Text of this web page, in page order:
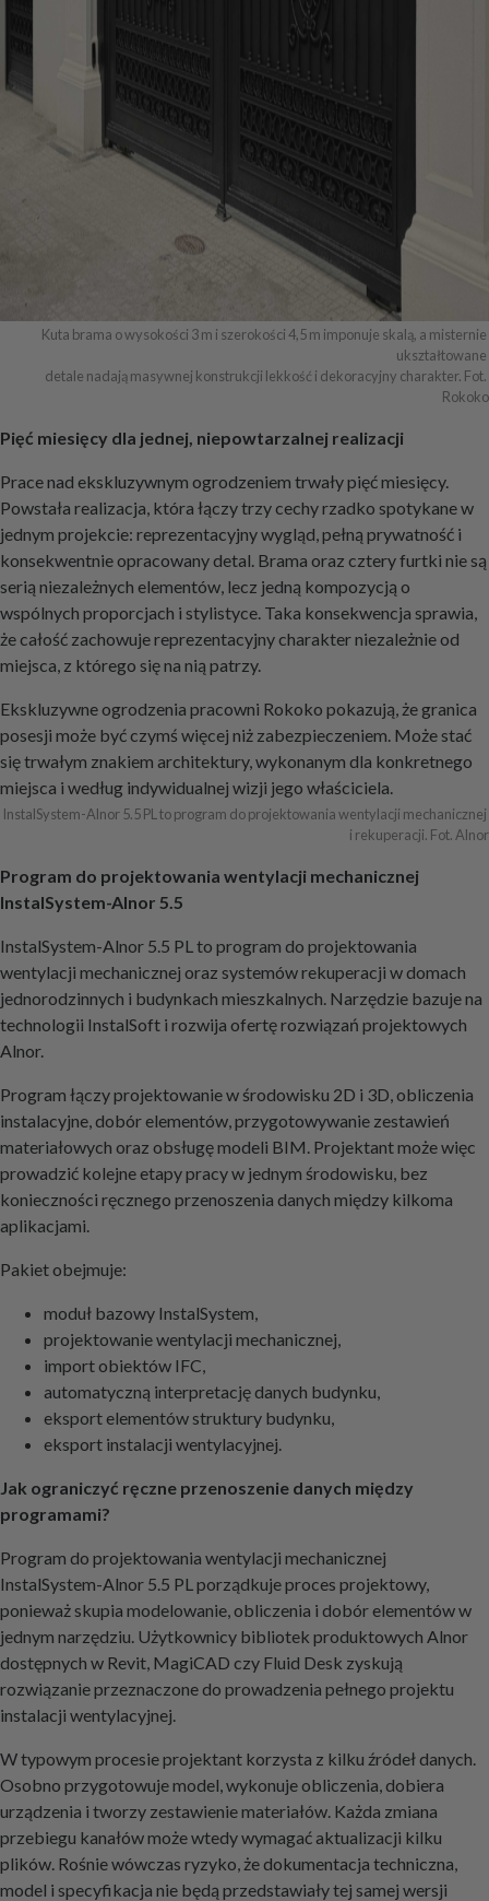
Kuta brama o wysokości 3 m i szerokości 4,5 m imponuje skalą, a misternie
ukształtowane
detale nadają masywnej konstrukcji lekkość i dekoracyjny charakter. Fot.
Rokoko
Pięć miesięcy dla jednej, niepowtarzalnej realizacji
Prace nad ekskluzywnym ogrodzeniem trwały pięć miesięcy.
Powstała realizacja, która łączy trzy cechy rzadko spotykane w
jednym projekcie: reprezentacyjny wygląd, pełną prywatność i
konsekwentnie opracowany detal. Brama oraz cztery furtki nie są
serią niezależnych elementów, lecz jedną kompozycją o
wspólnych proporcjach i stylistyce. Taka konsekwencja sprawia,
że całość zachowuje reprezentacyjny charakter niezależnie od
miejsca, z którego się na nią patrzy.
Ekskluzywne ogrodzenia pracowni Rokoko pokazują, że granica
posesji może być czymś więcej niż zabezpieczeniem. Może stać
się trwałym znakiem architektury, wykonanym dla konkretnego
miejsca i według indywidualnej wizji jego właściciela.
InstalSystem-Alnor 5.5 PL to program do projektowania wentylacji mechanicznej
i rekuperacji. Fot. Alnor
Program do projektowania wentylacji mechanicznej
InstalSystem-Alnor 5.5
InstalSystem-Alnor 5.5 PL to program do projektowania
wentylacji mechanicznej oraz systemów rekuperacji w domach
jednorodzinnych i budynkach mieszkalnych. Narzędzie bazuje na
technologii InstalSoft i rozwija ofertę rozwiązań projektowych
Alnor.
Program łączy projektowanie w środowisku 2D i 3D, obliczenia
instalacyjne, dobór elementów, przygotowywanie zestawień
materiałowych oraz obsługę modeli BIM. Projektant może więc
prowadzić kolejne etapy pracy w jednym środowisku, bez
konieczności ręcznego przenoszenia danych między kilkoma
aplikacjami.
Pakiet obejmuje:
moduł bazowy InstalSystem,
projektowanie wentylacji mechanicznej,
import obiektów IFC,
automatyczną interpretację danych budynku,
eksport elementów struktury budynku,
eksport instalacji wentylacyjnej.
Jak ograniczyć ręczne przenoszenie danych między
programami?
Program do projektowania wentylacji mechanicznej
InstalSystem-Alnor 5.5 PL porządkuje proces projektowy,
ponieważ skupia modelowanie, obliczenia i dobór elementów w
jednym narzędziu. Użytkownicy bibliotek produktowych Alnor
dostępnych w Revit, MagiCAD czy Fluid Desk zyskują
rozwiązanie przeznaczone do prowadzenia pełnego projektu
instalacji wentylacyjnej.
W typowym procesie projektant korzysta z kilku źródeł danych.
Osobno przygotowuje model, wykonuje obliczenia, dobiera
urządzenia i tworzy zestawienie materiałów. Każda zmiana
przebiegu kanałów może wtedy wymagać aktualizacji kilku
plików. Rośnie wówczas ryzyko, że dokumentacja techniczna,
model i specyfikacja nie będą przedstawiały tej samej wersji